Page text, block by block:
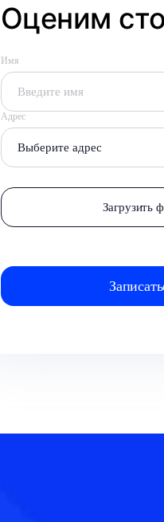
Оценим
Имя
Адрес
Выберите адрес
Загрузить